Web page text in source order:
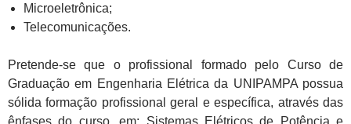
Microeletrônica;
Telecomunicações.
Pretende-se que o profissional formado pelo Curso de
Graduação em Engenharia Elétrica da UNIPAMPA possua
sólida formação profissional geral e específica, através das
ênfases do curso, em: Sistemas Elétricos de Potência e